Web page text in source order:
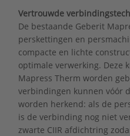
Vertrouwde
De bestaande Geberit
perskettingen en
compacte en lichte
optimale verwerking. Deze
Mapress Therm worden
verbindingen kunnen vóór
worden herkend: als de
is de verbinding nog niet
zwarte CIIR afdichtring